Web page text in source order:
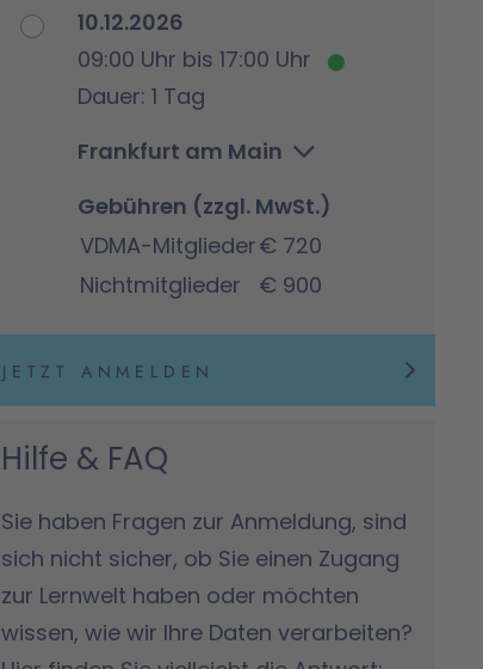
10.12.2026
09:00 Uhr bis 17:00 Uhr
Dauer: 1 Tag
Frankfurt am Main
Gebühren (zzgl. MwSt.)
VDMA-Mitglieder€ 720
Nichtmitglieder
€ 900
JETZT ANMELDEN
Hilfe & FAQ
Sie haben Fragen zur Anmeldung, sind
sich nicht sicher, ob Sie einen Zugang
zur Lernwelt haben oder möchten
wissen, wie wir Ihre Daten verarbeiten?